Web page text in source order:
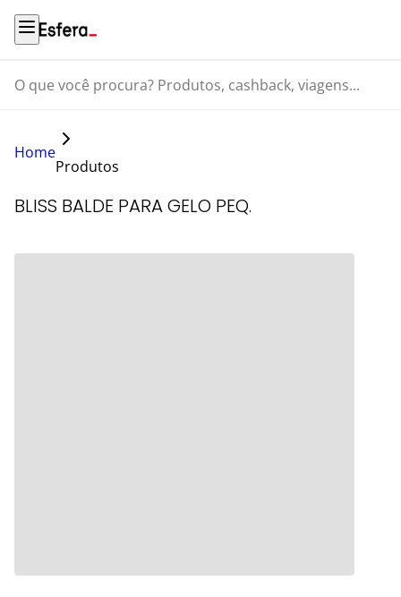
O que você procura? Produtos, cashback, viagens...
Home
Produtos
BLISS BALDE PARA GELO PEQ.